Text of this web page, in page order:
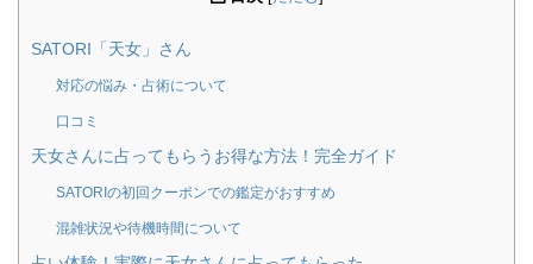
SATORI「天女」さん
対応の悩み・占術について
口コミ
天女さんに占ってもらうお得な方法！完全ガイド
SATORIの初回クーポンでの鑑定がおすすめ
混雑状況や待機時間について